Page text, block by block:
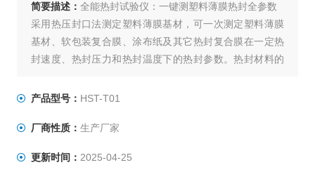
简要描述： 全能热封试验仪：一键测塑料薄膜热封全参数
采用热压封口法测定塑料薄膜基材，可一次测定塑料薄膜
基材、软包装复合膜、涂布纸及其它热封复合膜在一定热
封速度、热封压力和热封温度下的热封参数。热封材料的
封性能，其封口工艺参数可能差别很大。使用该设备可准
产品型号： HST-T01
厂商性质： 生产厂家
更新时间： 2025-04-25